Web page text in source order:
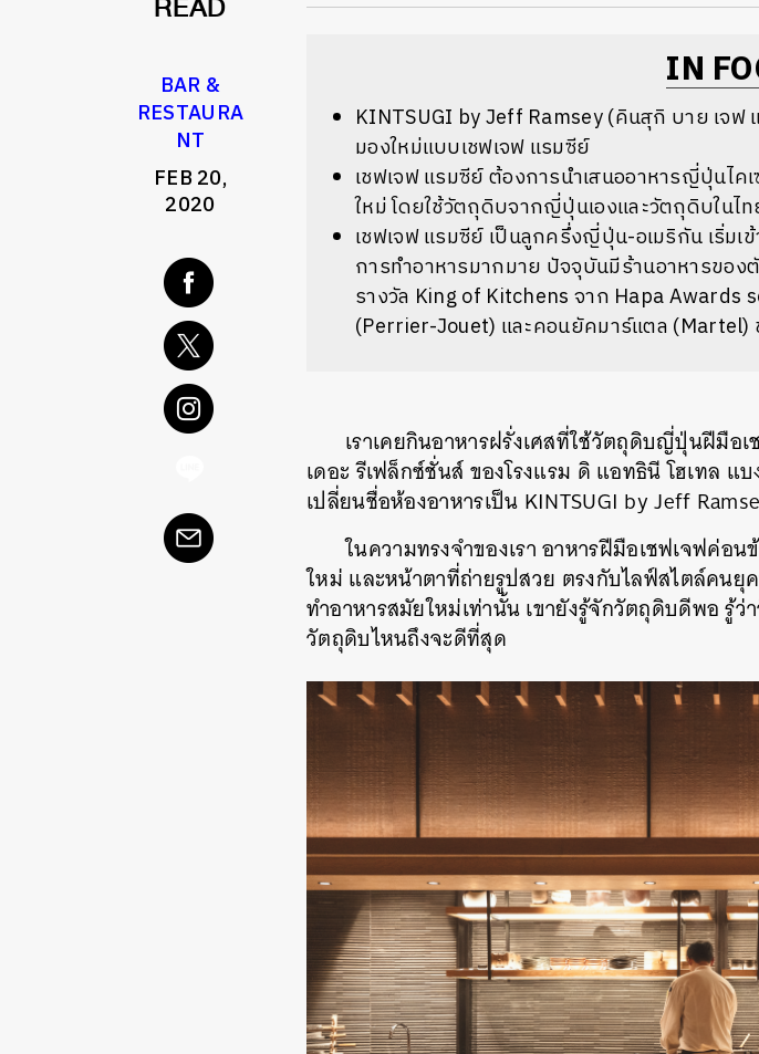
READ
BAR &
RESTAURA
NT
FEB 20,
2020
IN
KINTSUGI by Jeff Ramsey (คินสุกิ บาย เจ
มองใหม่แบบเชฟเจฟ แรมซีย์
เชฟเจฟ แรมซีย์ ต้องการนำเสนออาหารญี่ปุ่นไ
ใหม่ โดยใช้วัตถุดิบจากญี่ปุ่นเองและวัตถุดิบในไ
เชฟเจฟ แรมซีย์ เป็นลูกครึ่งญี่ปุ่น-อเมริกัน เริ่ม
การทำอาหารมากมาย ปัจจุบันมีร้านอาหารของตั
รางวัล King of Kitchens จาก Hapa Awards
(Perrier-Jouet) และคอนยัคมาร์แตล (Martel)
เราเคยกินอาหารฝรั่งเศสที่ใช้วัตถุดิบญี่ปุ่นฝีมือ
เดอะ รีเฟล็กซ์ชั่นส์ ของโรงแรม ดิ แอทธินี โฮเทล
เปลี่ยนชื่อห้องอาหารเป็น KINTSUGI by Jeff
ในความทรงจำของเรา อาหารฝีมือเชฟเจฟค่อ
ใหม่ และหน้าตาที่ถ่ายรูปสวย ตรงกับไลฟ์สไตล์คน
ทำอาหารสมัยใหม่เท่านั้น เขายังรู้จักวัตถุดิบดีพอ รู้
วัตถุดิบไหนถึงจะดีที่สุด